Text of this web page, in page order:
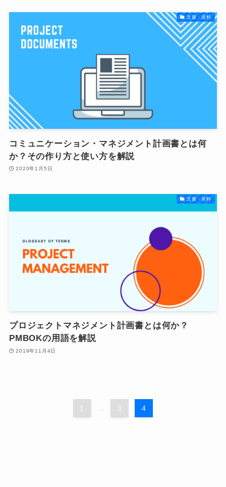
文書・資料
コミュニケーション・マネジメント計画書とは何
か？その作り方と使い方を解説
2020年1月5日
文書・資料
プロジェクトマネジメント計画書とは何か？
PMBOKの用語を解説
2019年11月4日
1 ... 3 4